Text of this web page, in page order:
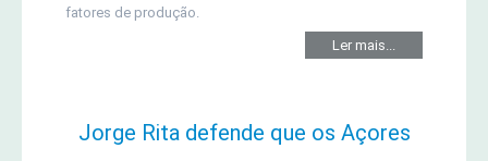
fatores de produção.
Ler mais...
Jorge Rita defende que os Açores